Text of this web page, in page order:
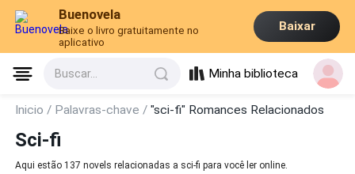
Buenovela
Baixe o livro gratuitamente no
aplicativo
Baixar
Buscar... Minha biblioteca
Inicio / Palavras-chave /"sci-fi" Romances Relacionados
Sci-fi
Aqui estão 137 novels relacionadas a sci-fi para você ler online.